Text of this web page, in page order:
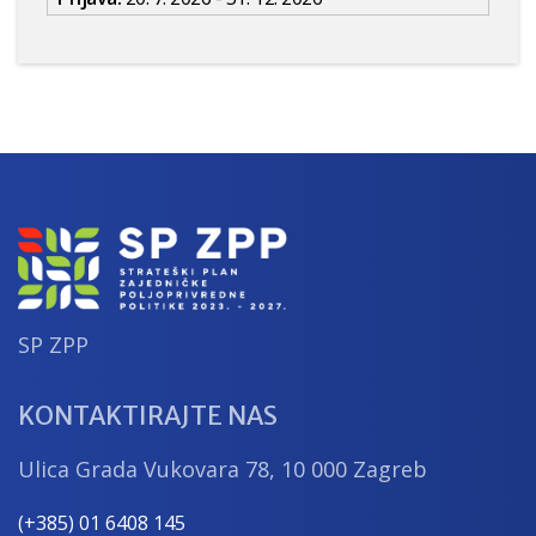
SP ZPP
KONTAKTIRAJTE NAS
Ulica Grada Vukovara 78, 10 000 Zagreb
(+385) 01 6408 145